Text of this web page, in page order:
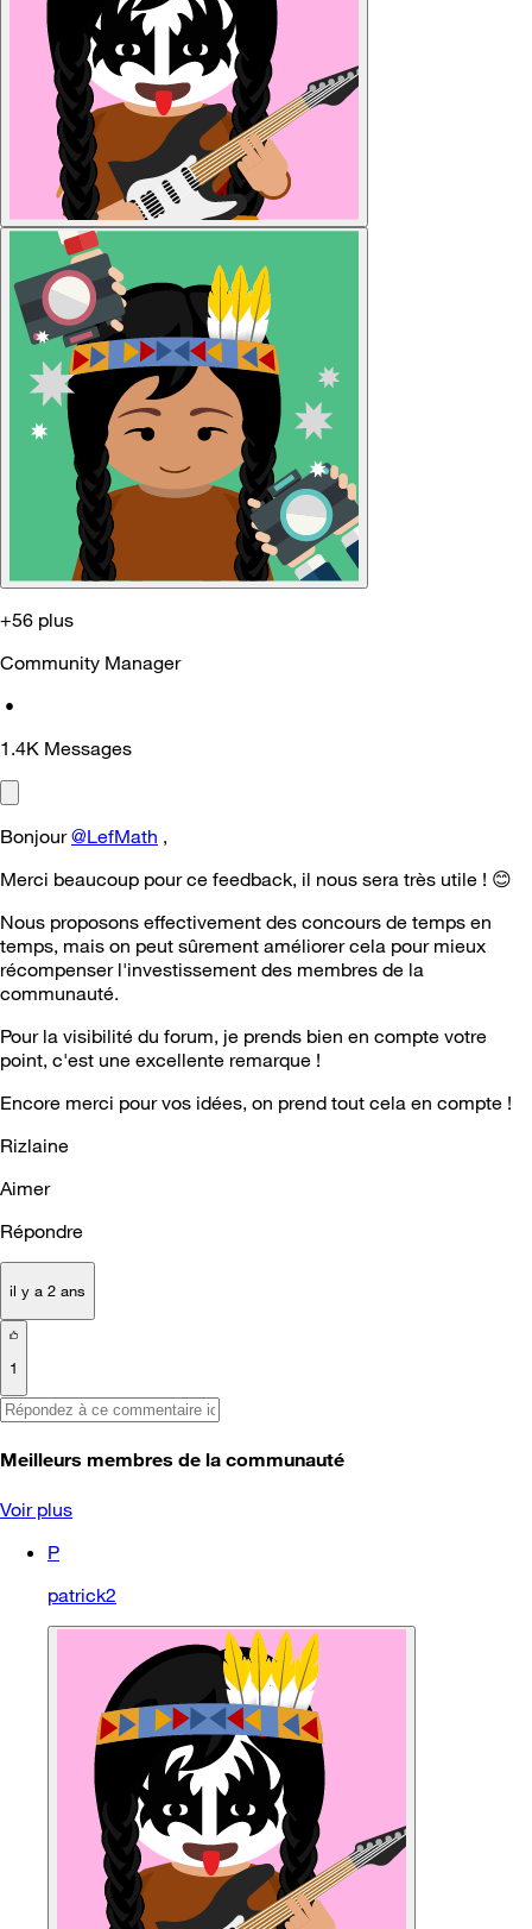
+56 plus
Community Manager
•
1.4K Messages
Bonjour@LefMath ,
Merci beaucoup pour ce feedback, il nous sera très utile ! 😊
Nous proposons effectivement des concours de temps en
temps, mais on peut sûrement améliorer cela pour mieux
récompenser l'investissement des membres de la
communauté.
Pour la visibilité du forum, je prends bien en compte votre
point, c'est une excellente remarque !
Encore merci pour vos idées, on prend tout cela en compte !
Rizlaine
Aimer
Répondre
il y a 2 ans
1
Meilleurs membres de la communauté
Voir plus
P
patrick2